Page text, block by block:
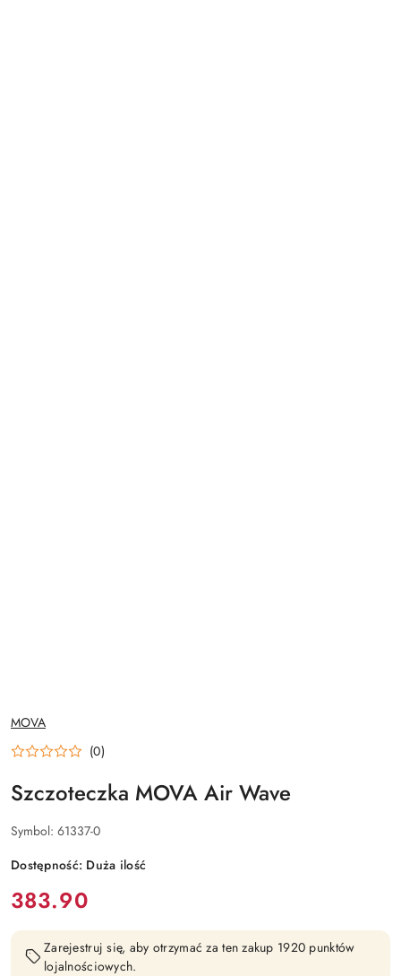
NAZWA
PRODUCENTA:
MOVA
(0)
Szczoteczka MOVA Air Wave
Symbol: 61337-0
Dostępność: Duża ilość
cena:
383.90
Zarejestruj się, aby otrzymać za ten zakup 1920 punktów
lojalnościowych.